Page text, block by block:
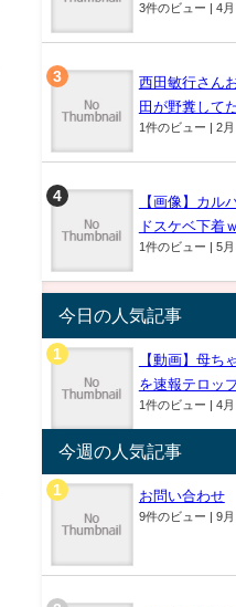
3件のビュー | 4
西田敏行さん
田が野糞して
1件のビュー | 2
【画像】カル
ドスケベ下着
1件のビュー | 5
今日の人気記事
【動画】母ち
を速報テロッ
1件のビュー | 4
今週の人気記事
お問い合わせ
9件のビュー | 9